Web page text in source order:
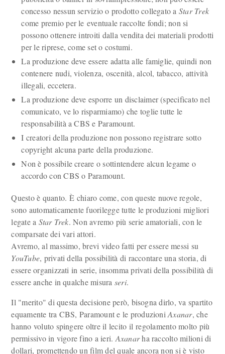
concesso nessun servizio o prodotto collegato a Star Trek
come premio per le eventuale raccolte fondi; non si
possono ottenere introiti dalla vendita dei materiali prodotti
per le riprese, come set o costumi.
La produzione deve essere adatta alle famiglie, quindi non
contenere nudi, violenza, oscenità, alcol, tabacco, attività
illegali, eccetera.
La produzione deve esporre un disclaimer (specificato nel
comunicato, ve lo risparmiamo) che toglie tutte le
responsabilità a CBS e Paramount.
I creatori della produzione non possono registrare sotto
copyright alcuna parte della produzione.
Non è possibile creare o sottintendere alcun legame o
accordo con CBS o Paramount.
Questo è quanto. È chiaro come, con queste nuove regole,
sono automaticamente fuorilegge tutte le produzioni migliori
legate a Star Trek. Non avremo più serie amatoriali, con le
comparsate dei vari attori.
Avremo, al massimo, brevi video fatti per essere messi su
YouTube, privati della possibilità di raccontare una storia, di
essere organizzati in serie, insomma privati della possibilità di
essere anche in qualche misura seri.
Il "merito" di questa decisione però, bisogna dirlo, va spartito
equamente tra CBS, Paramount e le produzioniAxanar, che
hanno voluto spingere oltre il lecito il regolamento molto più
permissivo in vigore fino a ieri. Axanarha raccolto milioni di
dollari, promettendo un film del quale ancora non si è visto